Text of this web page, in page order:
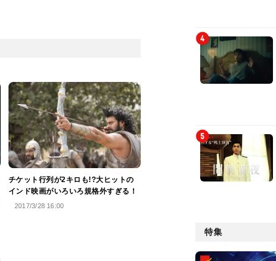
チケット行列が2キロも!?大ヒットの
インド映画がいろいろ規格外すぎる！
2017/3/28 16:00
特集